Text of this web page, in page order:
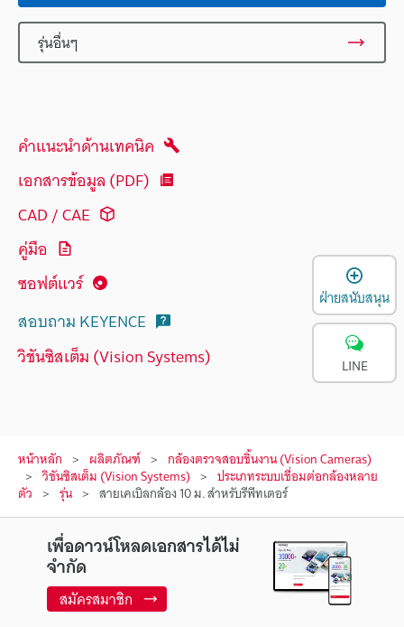
รุ่นอื่นๆ
คำแนะนำด้านเทคนิค
เอกสารข้อมูล (PDF)
CAD / CAE
คู่มือ
ซอฟต์แวร์
สอบถาม KEYENCE
วิชันซิสเต็ม (Vision Systems)
หน้าหลัก ผลิตภัณฑ์ กล้องตรวจสอบชิ้นงาน (Vision Cameras)
วิชันซิสเต็ม (Vision Systems) ประเภทระบบเชื่อมต่อกล้องหลาย
ตัว รุ่น สายเคเบิลกล้อง 10 ม. สำหรับรีพีทเตอร์
เพื่อดาวน์โหลดเอกสารได้ไม่
จำกัด
สมัครสมาชิก
ฝ่ายสนับสนุน
LINE